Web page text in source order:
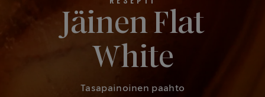
Jäinen Flat
White
Tasapainoinen paahto